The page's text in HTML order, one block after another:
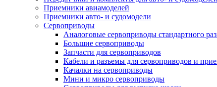
Приемники авиамоделей
Приемники авто- и судомодели
Сервоприводы
Аналоговые сервоприводы стандартного
Большие сервоприводы
Запчасти для сервоприводов
Кабели и разъемы для сервоприводов и
Качалки на сервоприводы
Мини и микро сервоприводы